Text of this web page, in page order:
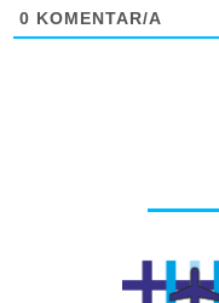
0 KOMENTAR/A